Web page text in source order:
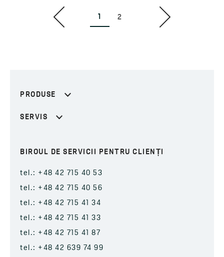
1 2
PRODUSE
SERVIS
BIROUL DE SERVICII PENTRU CLIENȚI
tel.: +48 42 715 40 53
tel.: +48 42 715 40 56
tel.: +48 42 715 41 34
tel.: +48 42 715 41 33
tel.: +48 42 715 41 87
tel.: +48 42 639 74 99